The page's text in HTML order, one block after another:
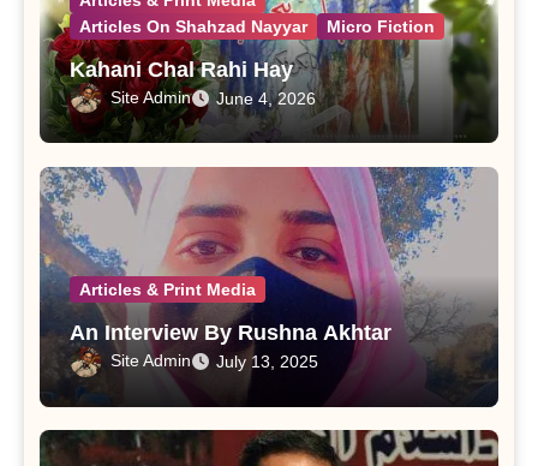
Articles On Shahzad Nayyar
Micro Fiction
Kahani Chal Rahi Hay
Site Admin June 4, 2026
Articles & Print Media
An Interview By Rushna Akhtar
Site Admin July 13, 2025